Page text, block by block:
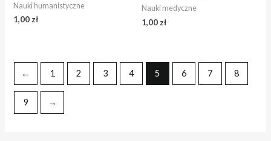
Nauki humanistyczne
1,00 zł
Nauki medyczne
1,00 zł
← 1 2 3 4 5 6 7 8
9 →